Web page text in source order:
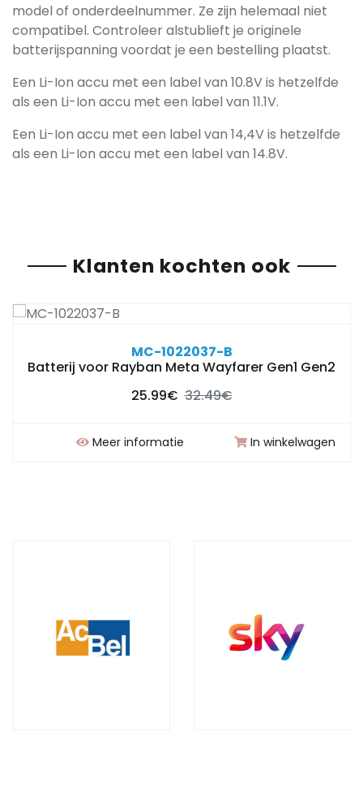
model of onderdeelnummer. Ze zijn helemaal niet
compatibel. Controleer alstublieft je originele
batterijspanning voordat je een bestelling plaatst.
Een Li-Ion accu met een label van 10.8V is hetzelfde
als een Li-Ion accu met een label van 11.1V.
Een Li-Ion accu met een label van 14,4V is hetzelfde
als een Li-Ion accu met een label van 14.8V.
Klanten kochten ook
MC-1022037-B
Batterij voor Rayban Meta Wayfarer Gen1 Gen2
25.99€ 32.49€
Meer informatie In winkelwagen